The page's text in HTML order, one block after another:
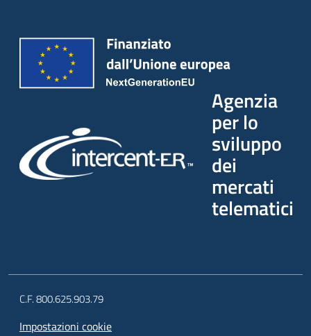
Agenzia
per lo
sviluppo
dei
mercati
telematici
C.F. 800.625.903.79
Impostazioni cookie